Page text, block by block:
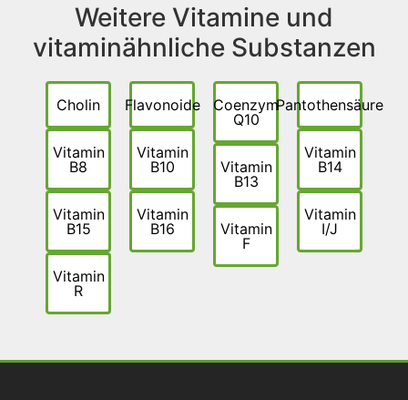
Weitere Vitamine und
vitaminähnliche Substanzen
Cholin
Vitamin
B8
Vitamin
B15
Vitamin
R
Flavonoide
Vitamin
B10
Vitamin
B16
Coenzym
Q10
Vitamin
B13
Vitamin
F
Pantothensäure
Vitamin
B14
Vitamin
I/J